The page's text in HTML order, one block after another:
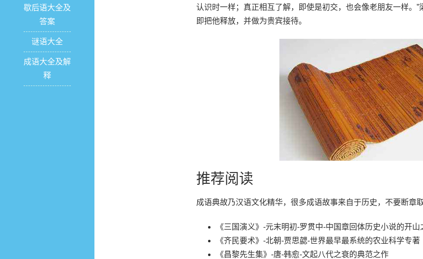
歇后语大全及
答案
谜语大全
成语大全及解
释
认识时一样；真正相互了解，即使是初交，也会像老朋友一样。
即把他释放，并做为贵宾接待。
推荐阅读
成语典故乃汉语文化精华，很多成语故事来自于历史，不要断章
《三国演义》-元末明初-罗贯中-中国章回体历史小说的开山
《齐民要术》-北朝-贾思勰-世界最早最系统的农业科学专著
《昌黎先生集》-唐-韩愈-文起八代之衰的典范之作